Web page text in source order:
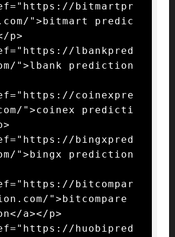
bitmartpr
">bitmart predic
p>
lbankpred
">lbank prediction
coinexpre
">coinex predicti
bingxpred
">bingx prediction
bitcompar
">bitcompare
a></p>
huobipred